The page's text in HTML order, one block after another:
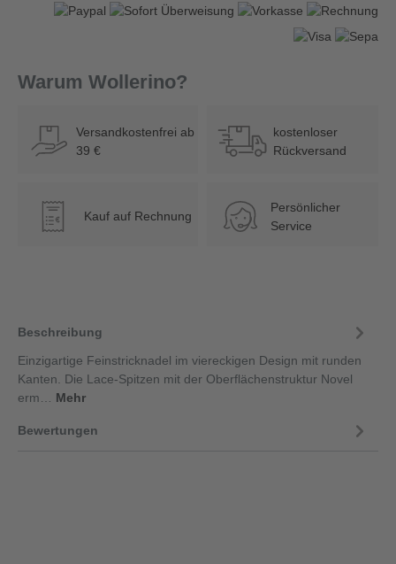
Warum Wollerino?
Versandkostenfrei ab
39 €
kostenloser
Rückversand
€ Kauf auf Rechnung
Persönlicher
Service
Beschreibung
Einzigartige Feinstricknadel im viereckigen Design mit runden
Kanten. Die Lace-Spitzen mit der Oberflächenstruktur Novel
erm… Mehr
Bewertungen